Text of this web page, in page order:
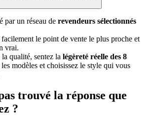
par un réseau de revendeurs sélectionnés
le point de vente le plus proche et
vrai.
qualité, sentez la légèreté réelle des 8
modèles et choisissez le style qui vous
trouvé la réponse que
?